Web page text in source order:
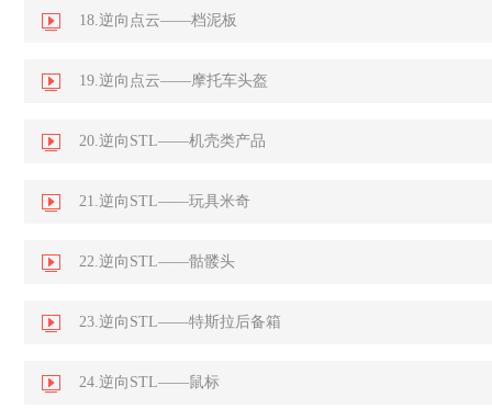
18.逆向点云——档泥板
19.逆向点云——摩托车头盔
20.逆向STL——机壳类产品
21.逆向STL——玩具米奇
22.逆向STL——骷髅头
23.逆向STL——特斯拉后备箱
24.逆向STL——鼠标